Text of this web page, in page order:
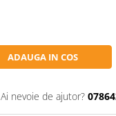
ADAUGA IN COS
Ai nevoie de ajutor?